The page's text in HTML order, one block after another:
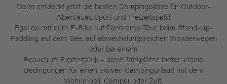
Dann entdeckt jetzt die besten Campingplätze für Outdoor-
Abenteuer, Sport und Freizeitspaß!
Egal ob mit dem E-Bike auf Panorama-Tour, beim Stand-Up-
Paddling auf dem See, auf abwechslungsreichen Wanderwegen
oder bei einem
Besuch im Freizeitpark – diese Stellplätze bieten ideale
Bedingungen für einen aktiven Campingurlaub mit dem
Wohnmobil, Camper oder Zelt.